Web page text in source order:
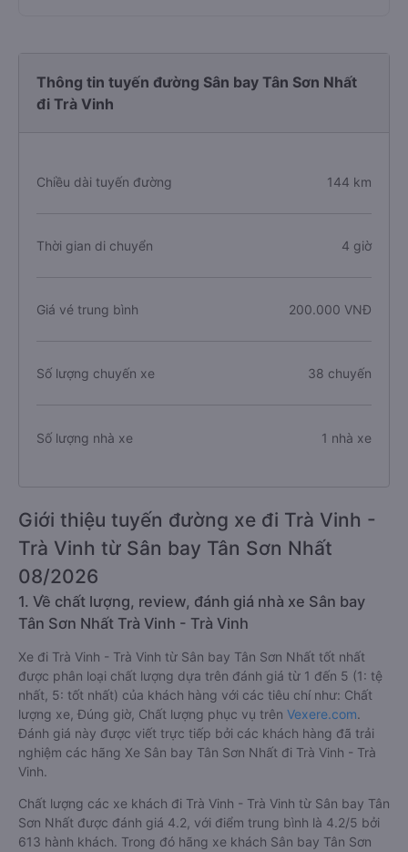
Thông tin tuyến đường Sân bay Tân Sơn Nhất
đi Trà Vinh
Chiều dài tuyến đường 144 km
Thời gian di chuyển 4 giờ
Giá vé trung bình 200.000 VNĐ
Số lượng chuyến xe 38 chuyến
Số lượng nhà xe 1 nhà xe
Giới thiệu tuyến đường xe đi Trà Vinh -
Trà Vinh từ Sân bay Tân Sơn Nhất
08/2026
1. Về chất lượng, review, đánh giá nhà xe Sân bay
Tân Sơn Nhất Trà Vinh - Trà Vinh
Xe đi Trà Vinh - Trà Vinh từ Sân bay Tân Sơn Nhất tốt nhất
được phân loại chất lượng dựa trên đánh giá từ 1 đến 5 (1: tệ
nhất, 5: tốt nhất) của khách hàng với các tiêu chí như: Chất
lượng xe, Đúng giờ, Chất lượng phục vụ trên Vexere.com.
Đánh giá này được viết trực tiếp bởi các khách hàng đã trải
nghiệm các hãng Xe Sân bay Tân Sơn Nhất đi Trà Vinh - Trà
Vinh.
Chất lượng các xe khách đi Trà Vinh - Trà Vinh từ Sân bay Tân
Sơn Nhất được đánh giá 4.2, với điểm trung bình là 4.2/5 bởi
613 hành khách. Trong đó hãng xe khách Sân bay Tân Sơn